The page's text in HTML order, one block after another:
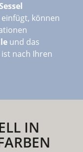
können
und das
ist nach Ihren
IN